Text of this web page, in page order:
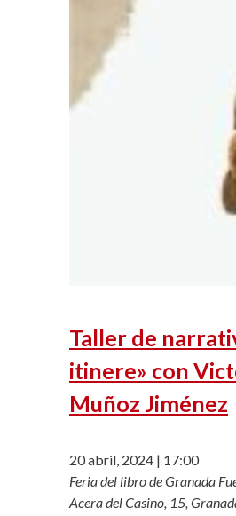
Taller de
itinere» con
Muñoz Jiménez
20 abril, 2024 | 17:00
Feria del libro de Granada
Acera del Casino, 15,